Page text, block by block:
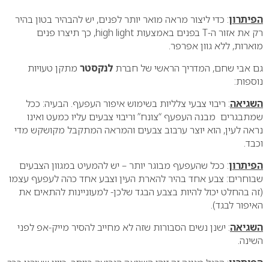
הפיתרון: כדי ליצור מראה מואר יותר לפנים, יש להבהיר בטון בהיר
רק את אזור ה-T בפנים באמצעות high light, כך תיצרו פנים
מוארות, ללא גוון אפרפר.
גם אבי שחם, המדריך הראשי של חברת לנקסטר מתקן טעויות
נוספות:
השגיאה: ריבוי צבעי צלליות בשימוש איפור העפעף. הבעיה: ככל
שמתבגרים מבנה העפעף “צונח” וריבוי צבעים עליו כמעט ואינו
נראה לעין, הוא יוצר ערבוב צבעים והמראה המתקבל מקושקש מדי
וכבד.
הפיתרון: ככל שהעפעף מבוגר יותר – יש להמעיט במגוון הצבעים
שבוחרים: צבע אחד בהיר להארת העין וצבע אחד כהה לעפעף עצמו
(זה בהחלט יכול להיות בצבע הבגד שלכן- למעוניינות להתאים את
האיפור לבגד).
השגיאה: ישנן נשים הסבורות שזה לא מחייב להסיר מייק-אפ לפני
השינה.